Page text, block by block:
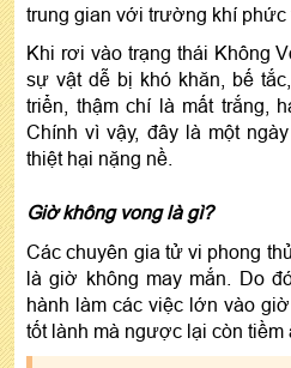
trung gian với trường khí phức
Khi rơi vào trạng thái Không
sự vật dễ bị khó khăn, bế
triển, thậm chí là mất trắng,
Chính vì vậy, đây là một
thiệt hại nặng nề.
Giờ không vong là gì?
Các chuyên gia tử vi phong
là giờ không may mắn. Do
hành làm các việc lớn vào
tốt lành mà ngược lại còn tiềm